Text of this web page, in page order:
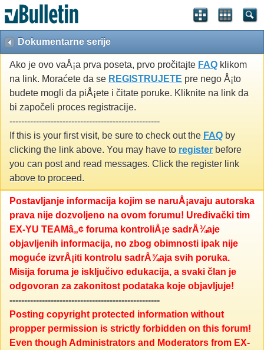
Dokumentarne serije
Ako je ovo vaÅ¡a prva poseta, prvo pročitajte FAQ klikom
na link. Moraćete da se REGISTRUJETE pre nego Å¡to
budete mogli da piÅ¡ete i čitate poruke. Kliknite na link da
bi započeli proces registracije.
---------------------------------------------------
If this is your first visit, be sure to check out the FAQ by
clicking the link above. You may have to register before
you can post and read messages. Click the register link
above to proceed.
Postavljanje informacija kojim se naruÅ¡avaju autorska
prava nije dozvoljeno na ovom forumu! Uređivački tim
EX-YU TEAMâ„¢ foruma kontroliÅ¡e sadrÅ¾aje
objavljenih informacija, no zbog obimnosti ipak nije
moguće izvrÅ¡iti kontrolu sadrÅ¾aja svih poruka.
Misija foruma je isključivo edukacija, a svaki član je
odgovoran za zakonitost podataka koje objavljuje!
---------------------------------------------------
Posting copyright protected information without
propper permission is strictly forbidden on this forum!
Even though Administrators and Moderators from EX-